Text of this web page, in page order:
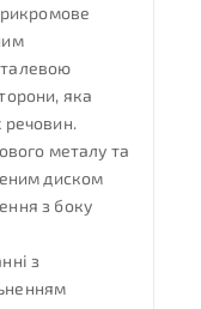
яка
речовин.
металу та
диском
з боку
з